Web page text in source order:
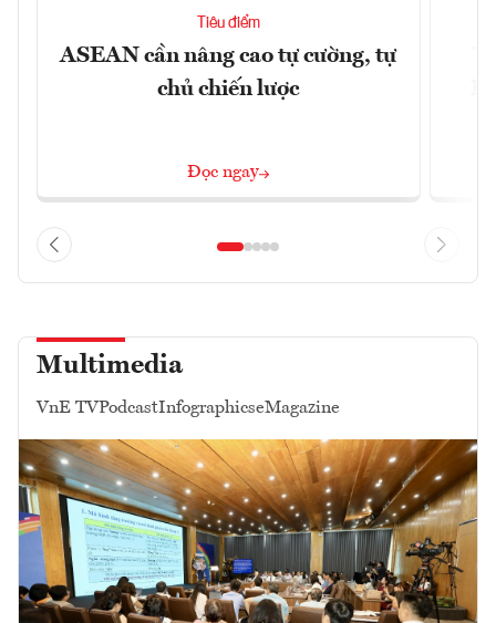
Tiêu điểm
ASEAN cần nâng cao tự cường, tự
chủ chiến lược
Đọc ngay
Multimedia
VnE TVPodcastInfographicseMagazine